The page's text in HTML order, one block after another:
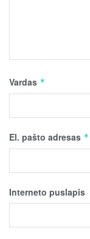
Vardas *
El. pašto adresas *
Interneto puslapis